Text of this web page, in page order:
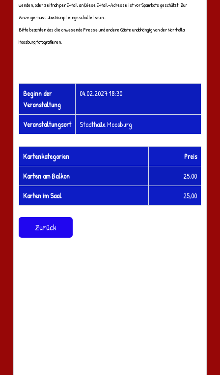
wenden, oder zeitnah per E-Mail anDiese E-Mail-Adresse ist vor Spambots geschützt! Zur
Anzeige muss JavaScript eingeschaltet sein..
Bitte beachten das die anwesende Presse und andere Gäste unabhängig von der Narrhalla
Moosburg fotografieren.
Beginn der
Veranstaltung
04.02.2027 18:30
Veranstaltungsort Stadthalle Moosburg
Kartenkategorien Preis
Karten am Balkon 25,00
Karten im Saal 25,00
Zurück